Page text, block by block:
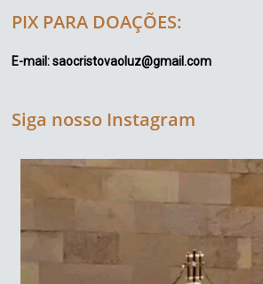
PIX PARA DOAÇÕES:
E-mail: saocristovaoluz@gmail.com
Siga nosso Instagram